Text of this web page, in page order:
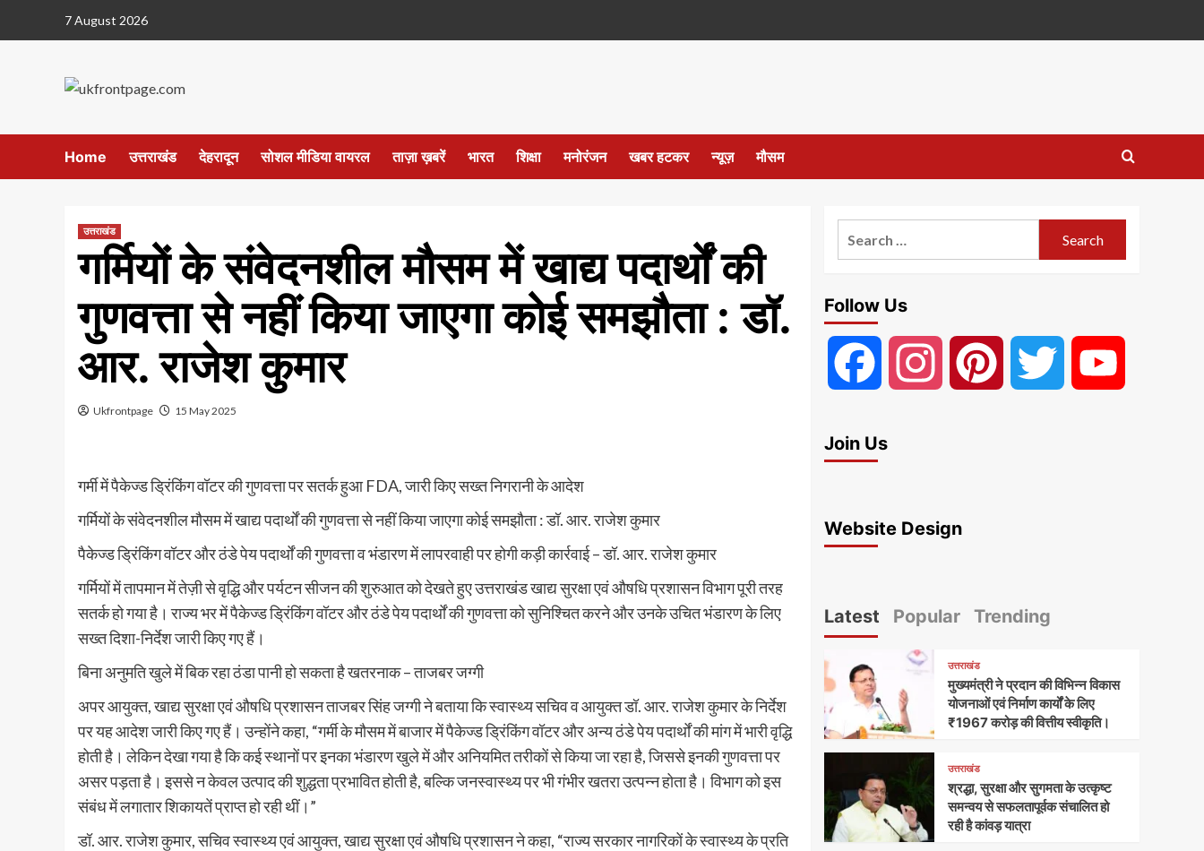
7 August 2026
Home उत्तराखंड देहरादून सोशल मीडिया वायरल ताज़ा ख़बरें भारत शिक्षा मनोरंजन खबर हटकर न्यूज़ मौसम
उत्तराखंड
गर्मियों के संवेदनशील मौसम में खाद्य पदार्थों की
गुणवत्ता से नहीं किया जाएगा कोई समझौता : डॉ.
आर. राजेश कुमार
Ukfrontpage 15 May 2025
गर्मी में पैकेज्ड ड्रिंकिंग वॉटर की गुणवत्ता पर सतर्क हुआ FDA, जारी किए सख्त निगरानी के आदेश
गर्मियों के संवेदनशील मौसम में खाद्य पदार्थों की गुणवत्ता से नहीं किया जाएगा कोई समझौता : डॉ. आर. राजेश कुमार
पैकेज्ड ड्रिंकिंग वॉटर और ठंडे पेय पदार्थों की गुणवत्ता व भंडारण में लापरवाही पर होगी कड़ी कार्रवाई – डॉ. आर. राजेश कुमार
गर्मियों में तापमान में तेज़ी से वृद्धि और पर्यटन सीजन की शुरुआत को देखते हुए उत्तराखंड खाद्य सुरक्षा एवं औषधि प्रशासन विभाग पूरी तरह
सतर्क हो गया है। राज्य भर में पैकेज्ड ड्रिंकिंग वॉटर और ठंडे पेय पदार्थों की गुणवत्ता को सुनिश्चित करने और उनके उचित भंडारण के लिए
सख्त दिशा-निर्देश जारी किए गए हैं।
बिना अनुमति खुले में बिक रहा ठंडा पानी हो सकता है खतरनाक – ताजबर जग्गी
अपर आयुक्त, खाद्य सुरक्षा एवं औषधि प्रशासन ताजबर सिंह जग्गी ने बताया कि स्वास्थ्य सचिव व आयुक्त डॉ. आर. राजेश कुमार के निर्देश
पर यह आदेश जारी किए गए हैं। उन्होंने कहा, “गर्मी के मौसम में बाजार में पैकेज्ड ड्रिंकिंग वॉटर और अन्य ठंडे पेय पदार्थों की मांग में भारी वृद्धि
होती है। लेकिन देखा गया है कि कई स्थानों पर इनका भंडारण खुले में और अनियमित तरीकों से किया जा रहा है, जिससे इनकी गुणवत्ता पर
असर पड़ता है। इससे न केवल उत्पाद की शुद्धता प्रभावित होती है, बल्कि जनस्वास्थ्य पर भी गंभीर खतरा उत्पन्न होता है। विभाग को इस
संबंध में लगातार शिकायतें प्राप्त हो रही थीं।”
डॉ. आर. राजेश कुमार, सचिव स्वास्थ्य एवं आयुक्त, खाद्य सुरक्षा एवं औषधि प्रशासन ने कहा, “राज्य सरकार नागरिकों के स्वास्थ्य के प्रति
Follow Us
Facebook Instagram Pinterest Twitter
Join Us
Website Design
Latest Popular Trending
उत्तराखंड
मुख्यमंत्री ने प्रदान की विभिन्न विकास
योजनाओं एवं निर्माण कार्यों के लिए
₹1967 करोड़ की वित्तीय स्वीकृति।
उत्तराखंड
श्रद्धा, सुरक्षा और सुगमता के उत्कृष्ट
समन्वय से सफलतापूर्वक संचालित हो
रही है कांवड़ यात्रा